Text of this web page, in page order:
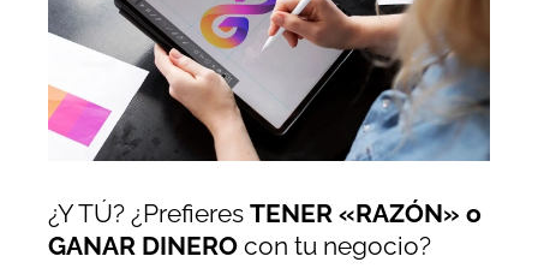
¿Y TÚ? ¿Prefieres TENER «RAZÓN» o
GANAR DINERO con tu negocio?